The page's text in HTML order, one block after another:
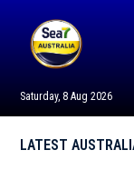
Saturday, 8 Aug 2026
LATEST